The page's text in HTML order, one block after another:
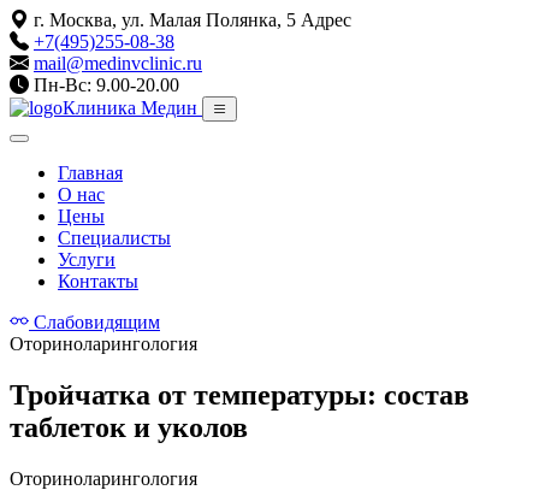
г. Москва, ул. Малая Полянка, 5 Адрес
+7(495)255-08-38
mail@medinvclinic.ru
Пн-Вс: 9.00-20.00
Клиника Медин
Главная
О нас
Цены
Специалисты
Услуги
Контакты
Слабовидящим
Оториноларингология
Тройчатка от температуры: состав
таблеток и уколов
Оториноларингология